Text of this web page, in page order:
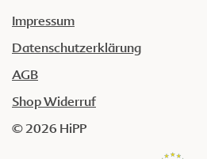
Impressum
Datenschutzerklärung
AGB
Shop Widerruf
© 2026 HiPP